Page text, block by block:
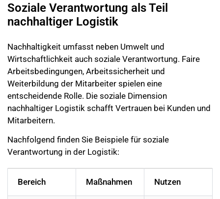
Soziale Verantwortung als Teil
nachhaltiger Logistik
Nachhaltigkeit umfasst neben Umwelt und
Wirtschaftlichkeit auch soziale Verantwortung. Faire
Arbeitsbedingungen, Arbeitssicherheit und
Weiterbildung der Mitarbeiter spielen eine
entscheidende Rolle. Die soziale Dimension
nachhaltiger Logistik schafft Vertrauen bei Kunden und
Mitarbeitern.
Nachfolgend finden Sie Beispiele für soziale
Verantwortung in der Logistik:
Bereich Maßnahmen Nutzen